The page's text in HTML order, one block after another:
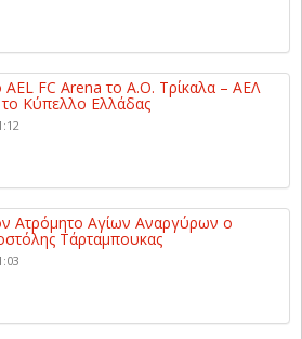
AEL FC Arena το Α.Ο. Τρίκαλα – ΑΕΛ
το Κύπελλο Ελλάδας
Ατρόμητο Αγίων Αναργύρων ο
Τάρταμπουκας